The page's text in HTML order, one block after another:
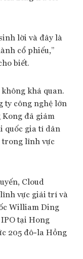
lời và đây là
cổ phiếu,”
biết.
khả quan.
ty công nghệ lớn
đã giảm
quốc gia tỉ dân
trong lĩnh vực
Cloud
vực giải trí và
William Ding
tại Hong
205 đô-la Hồng